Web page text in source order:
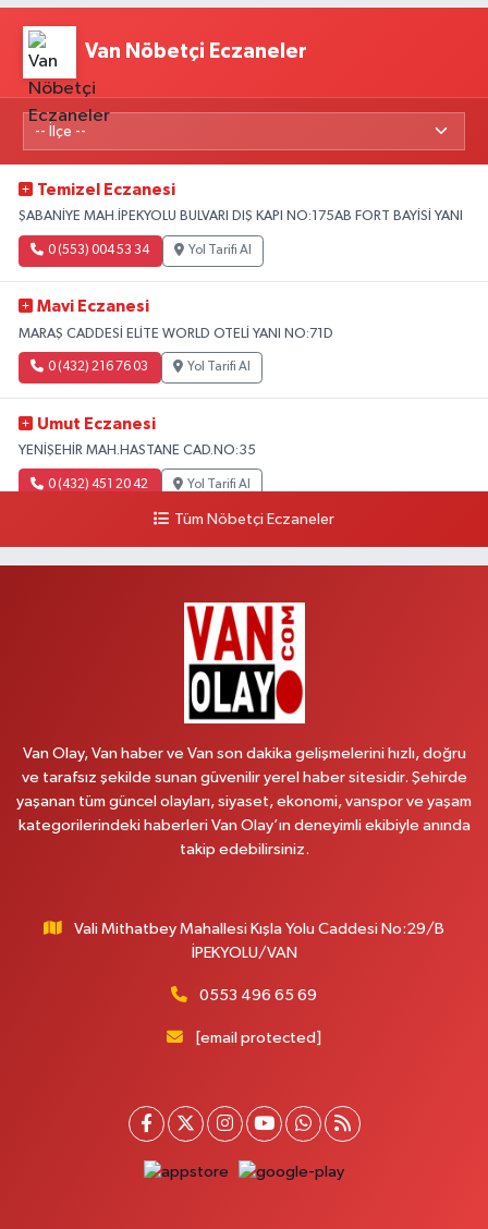
Van Nöbetçi Eczaneler
Temizel Eczanesi
ŞABANİYE MAH.İPEKYOLU BULVARI DIŞ KAPI NO:175AB FORT BAYİSİ YANI
0 (553) 004 53 34 Yol Tarifi Al
Mavi Eczanesi
MARAŞ CADDESİ ELİTE WORLD OTELİ YANI NO:71D
0 (432) 216 76 03 Yol Tarifi Al
Umut Eczanesi
YENİŞEHİR MAH.HASTANE CAD.NO:35
0 (432) 451 20 42 Yol Tarifi Al
VALİ MİTHAT BEY MAH.SIHKE CAD.HZ.ÖMER CAMİ YANI NO:6B
Yol Tarifi Al
ÜNİVERSİTE HASTANESİ DÖNÜŞÜ KAMPÜS GALERİCİLER SİTESİ YANI
Kumsal Eczanesi
ORTA MAH.MUSLİH GÖRENTAŞ BULVARI,GİMPAŞ MARKET YANI NO:62 B
Yol Tarifi Al
VALİ MİTHAT BEY MAH. DEFTERDARLIK CAD. MİLANO HOTEL YANI
DOĞUŞ MARKET KARŞISI NO:20 B
Yol Tarifi Al
Gündüz Eczanesi
0 (432) 712 27 27 Yol Tarifi Al
Nesli Eczanesi
Tüm Nöbetçi Eczaneler
Van Olay, Van haber ve Van son dakika gelişmelerini hızlı, doğru
ve tarafsız şekilde sunan güvenilir yerel haber sitesidir. Şehirde
yaşanan tüm güncel olayları, siyaset, ekonomi, vanspor ve yaşam
kategorilerindeki haberleri Van Olay’ın deneyimli ekibiyle anında
takip edebilirsiniz.
Vali Mithatbey Mahallesi Kışla Yolu Caddesi No:29/B
İPEKYOLU/VAN
0553 496 65 69
[email protected]